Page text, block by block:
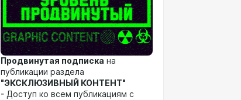
Продвинутая подписка на
публикации раздела
"ЭКСКЛЮЗИВНЫЙ КОНТЕНТ"
- Доступ ко всем публикациям с